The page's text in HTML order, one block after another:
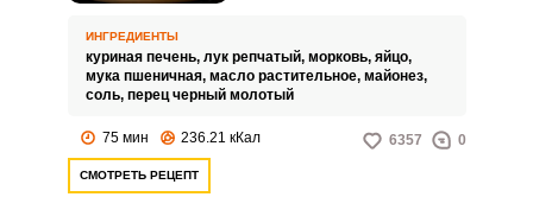
праздничного стола.
ИНГРЕДИЕНТЫ
куриная печень, лук репчатый, морковь, яйцо,
мука пшеничная, масло растительное, майонез,
соль, перец черный молотый
75 мин 236.21 кКал 6357 0
СМОТРЕТЬ РЕЦЕПТ